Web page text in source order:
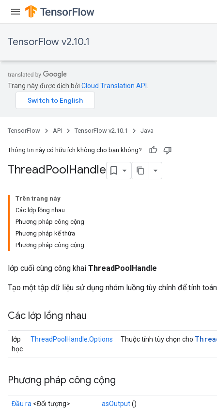
TensorFlow v2.10.1
Trang này được dịch bởi Cloud Translation API
TensorFlow API TensorFlow v2.10.1 Java
Thông tin này có hữu ích không cho bạn không?
ThreadPoolHandle
Trên trang này
Các lớp lồng nhau
Phương pháp công cộng
Phương pháp kế thừa
Phương pháp công cộng
lớp cuối cùng công khai ThreadPoolHandle
Tạo một tập dữ liệu sử dụng nhóm luồng tùy chỉnh để tính
Các lớp lồng nhau
lớp
học
ThreadPoolHandle.Options Thuộc tính tùy chọn cho
Phương pháp công cộng
Đầu ra <Đối tượng> asOutput()